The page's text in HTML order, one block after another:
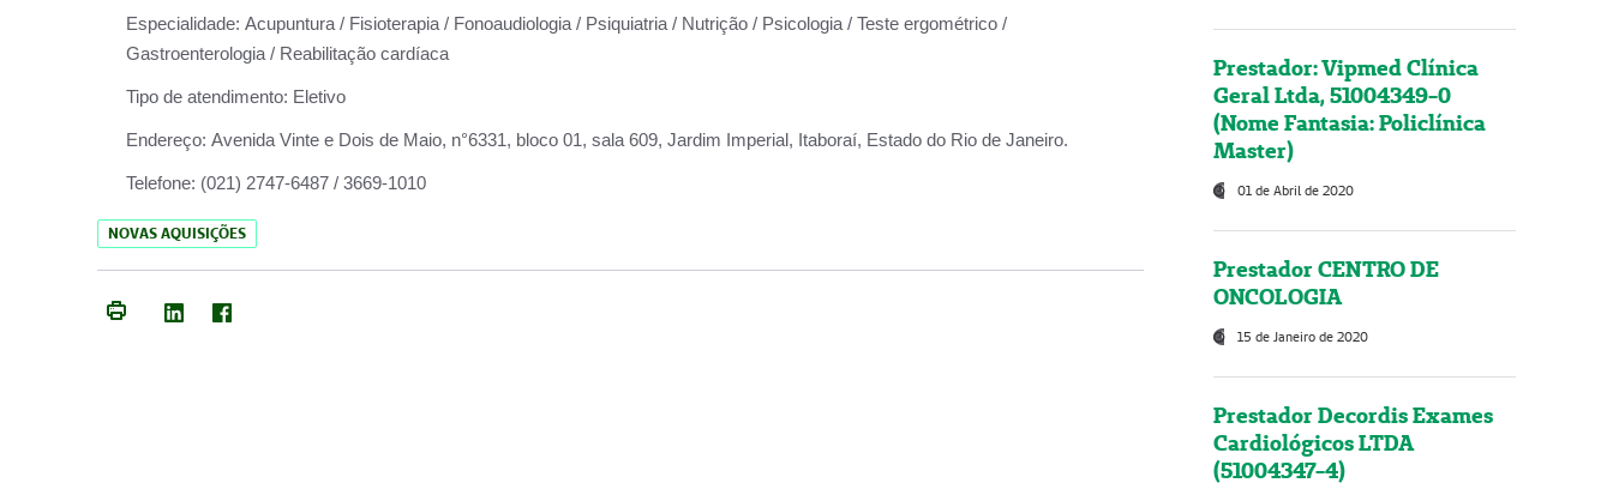
Especialidade: Acupuntura / Fisioterapia / Fonoaudiologia / Psiquiatria / Nutrição / Psicologia / Teste ergométrico /
Gastroenterologia / Reabilitação cardíaca
Tipo de atendimento: Eletivo
Endereço: Avenida Vinte e Dois de Maio, n°6331, bloco 01, sala 609, Jardim Imperial, Itaboraí, Estado do Rio de Janeiro.
Telefone: (021) 2747-6487 / 3669-1010
NOVAS AQUISIÇÕES
Prestador: Vipmed Clínica
Geral Ltda, 51004349-0
(Nome Fantasia: Policlínica
Master)
01 de Abril de 2020
Prestador CENTRO DE
ONCOLOGIA
15 de Janeiro de 2020
Prestador Decordis Exames
Cardiológicos LTDA
(51004347-4)